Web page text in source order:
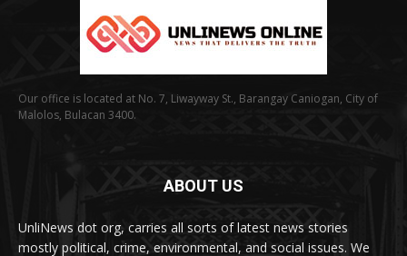
Our office is located at No. 7, Liwayway St., Barangay Caniogan, City of
Malolos, Bulacan 3400.
ABOUT US
UnliNews dot org, carries all sorts of latest news stories
mostly political, crime, environmental, and social issues. We